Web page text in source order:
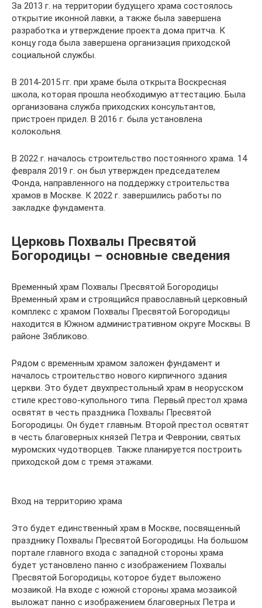
За 2013 г. на территории будущего храма состоялось
открытие иконной лавки, а также была завершена
разработка и утверждение проекта дома притча. К
концу года была завершена организация приходской
социальной службы.
В 2014-2015 гг. при храме была открыта Воскресная
школа, которая прошла необходимую аттестацию. Была
организована служба приходских консультантов,
пристроен придел. В 2016 г. была установлена
колокольня.
В 2022 г. началось строительство постоянного храма. 14
февраля 2019 г. он был утвержден председателем
Фонда, направленного на поддержку строительства
храмов в Москве. К 2022 г. завершились работы по
закладке фундамента.
Церковь Похвалы Пресвятой
Богородицы – основные сведения
Временный храм Похвалы Пресвятой Богородицы
Временный храм и строящийся православный церковный
комплекс с храмом Похвалы Пресвятой Богородицы
находится в Южном административном округе Москвы. В
районе Зябликово.
Рядом с временным храмом заложен фундамент и
началось строительство нового кирпичного здания
церкви. Это будет двухпрестольный храм в неорусском
стиле крестово-купольного типа. Первый престол храма
освятят в честь праздника Похвалы Пресвятой
Богородицы. Он будет главным. Второй престол освятят
в честь благоверных князей Петра и Февронии, святых
муромских чудотворцев. Также планируется построить
приходской дом с тремя этажами.
Вход на территорию храма
Это будет единственный храм в Москве, посвященный
празднику Похвалы Пресвятой Богородицы. На большом
портале главного входа с западной стороны храма
будет установлено панно с изображением Похвалы
Пресвятой Богородицы, которое будет выложено
мозаикой. На входе с южной стороны храма мозаикой
выложат панно с изображением благоверных Петра и